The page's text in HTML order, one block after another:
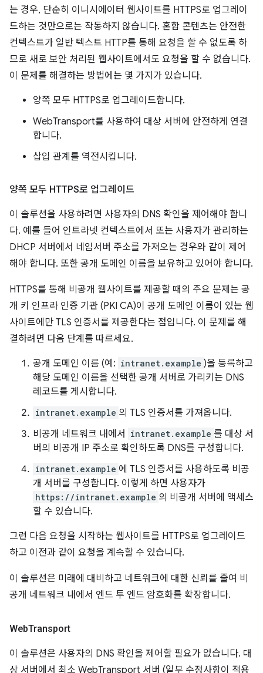
는 경우, 단순히 이니시에이터 웹사이트를 HTTPS로 업그레이
드하는 것만으로는 작동하지 않습니다. 혼합 콘텐츠는 안전한
컨텍스트가 일반 텍스트 HTTP를 통해 요청을 할 수 없도록 하
므로 새로 보안 처리된 웹사이트에서도 요청을 할 수 없습니다.
이 문제를 해결하는 방법에는 몇 가지가 있습니다.
양쪽 모두 HTTPS로 업그레이드합니다.
WebTransport를 사용하여 대상 서버에 안전하게 연결
합니다.
삽입 관계를 역전시킵니다.
양쪽 모두 HTTPS로 업그레이드
이 솔루션을 사용하려면 사용자의 DNS 확인을 제어해야 합니
다. 예를 들어 인트라넷 컨텍스트에서 또는 사용자가 관리하는
DHCP 서버에서 네임서버 주소를 가져오는 경우와 같이 제어
해야 합니다. 또한 공개 도메인 이름을 보유하고 있어야 합니다.
HTTPS를 통해 비공개 웹사이트를 제공할 때의 주요 문제는 공
개 키 인프라 인증 기관 (PKI CA)이 공개 도메인 이름이 있는 웹
사이트에만 TLS 인증서를 제공한다는 점입니다. 이 문제를 해
결하려면 다음 단계를 따르세요.
공개 도메인 이름 (예: intranet.example )을 등록하고
해당 도메인 이름을 선택한 공개 서버로 가리키는 DNS
레코드를 게시합니다.
intranet.example 의 TLS 인증서를 가져옵니다.
비공개 네트워크 내에서
intranet.example 를 대상 서
버의 비공개 IP 주소로 확인하도록 DNS를 구성합니다.
intranet.example 에 TLS 인증서를 사용하도록 비공
개 서버를 구성합니다. 이렇게 하면 사용자가
https://intranet.example 의 비공개 서버에 액세스
할 수 있습니다.
그런 다음 요청을 시작하는 웹사이트를 HTTPS로 업그레이드
하고 이전과 같이 요청을 계속할 수 있습니다.
이 솔루션은 미래에 대비하고 네트워크에 대한 신뢰를 줄여 비
공개 네트워크 내에서 엔드 투 엔드 암호화를 확장합니다.
WebTransport
이 솔루션은 사용자의 DNS 확인을 제어할 필요가 없습니다. 대
상 서버에서 최소 WebTransport 서버 (일부 수정사항이 적용